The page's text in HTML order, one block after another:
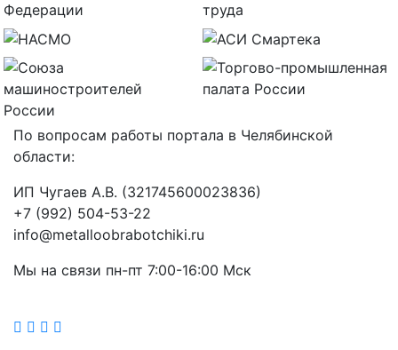
По вопросам работы портала в Челябинской
области:
ИП Чугаев А.В. (321745600023836)
+7 (992) 504-53-22
info@metalloobrabotchiki.ru
Мы на связи пн-пт 7:00-16:00 Мск